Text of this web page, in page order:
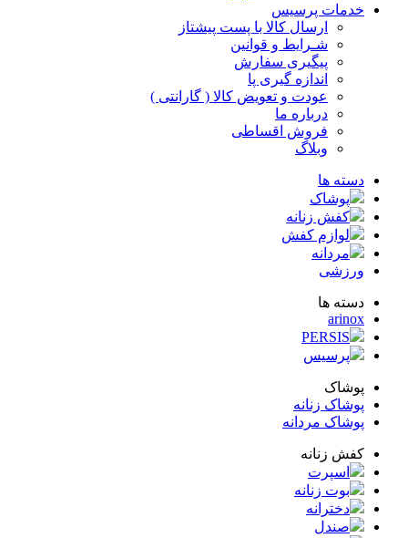
پرسیس
ارسال کالا با پست پیشتاز
شـرایط و قوانین
پیگیری سفارش
اندازه گیری پا
عودت و تعویض کالا ( گارانتی )
درباره ما
فروش اقساطی
ها
پوشاک
کفش زنانه
لوازم کفش
مردانه
ها
PERSIS
پرسیس
زنانه
مردانه
زنانه
اسپرت
بوت زنانه
دخترانه
صندل